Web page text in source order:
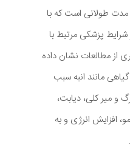
طولانی است که با
پزشکی مرتبط با
از مطالعات نشان داده
مانند انبه سبب
و میر کلی، دیابت،
افزایش انرژی و به